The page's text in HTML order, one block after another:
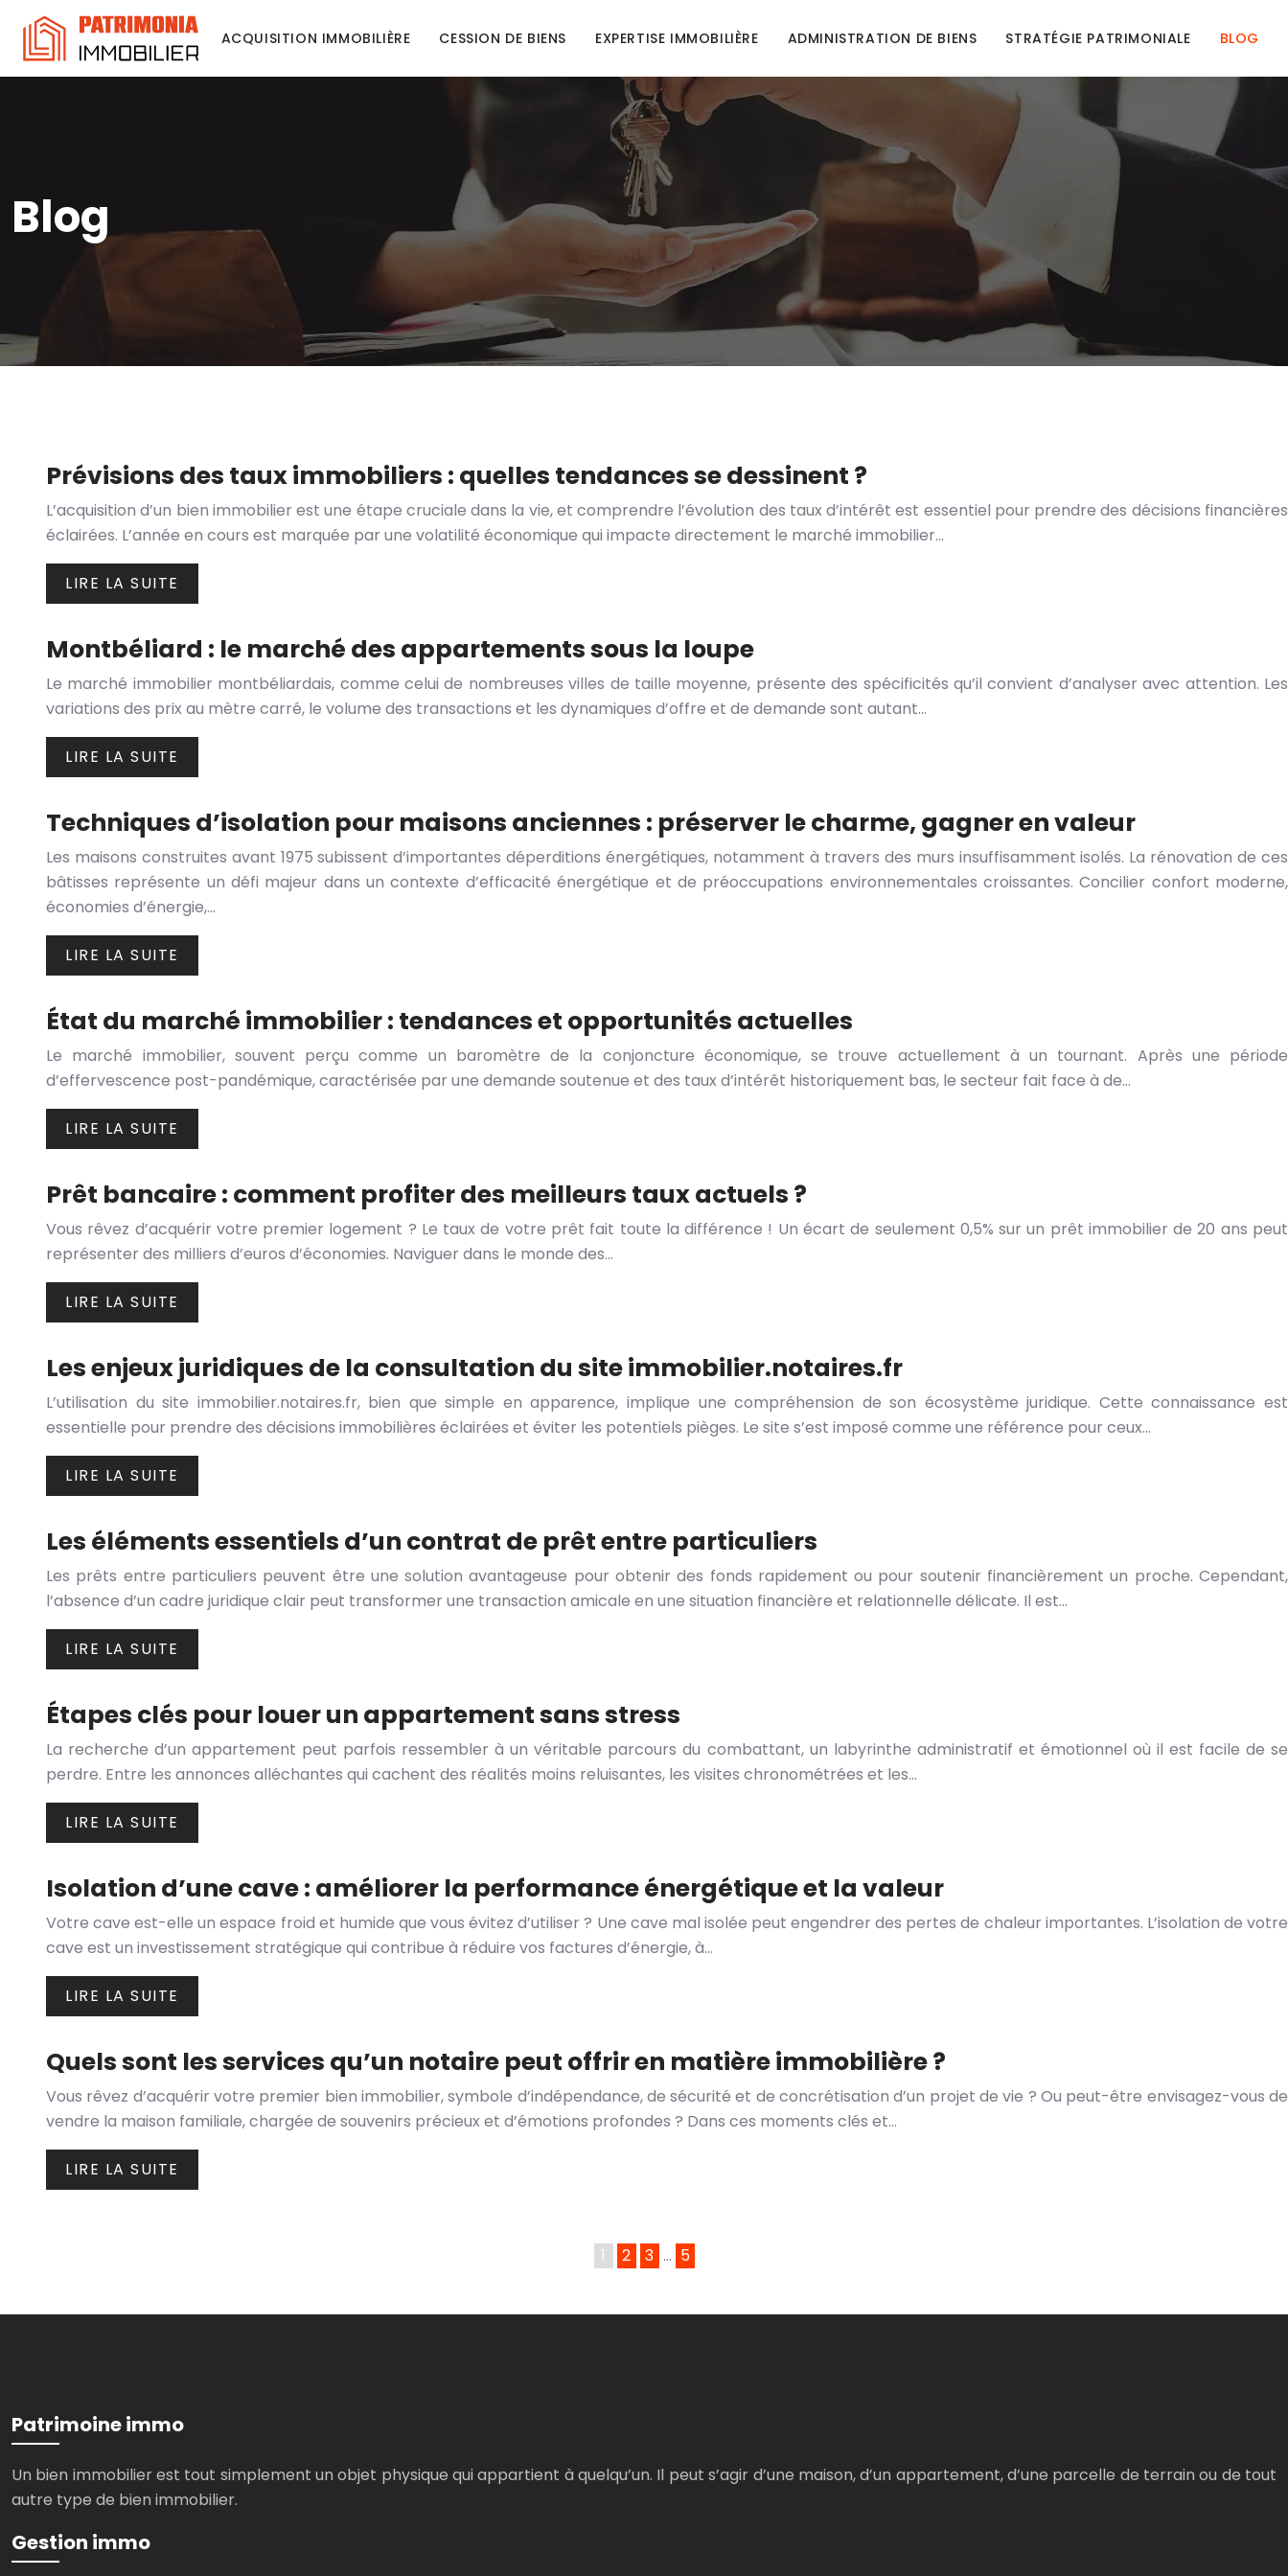
ACQUISITION IMMOBILIÈRE CESSION DE BIENS EXPERTISE IMMOBILIÈRE ADMINISTRATION DE BIENS STRATÉGIE PATRIMONIALE BLOG
Blog
Prévisions des taux immobiliers : quelles tendances se dessinent ?
L’acquisition d’un bien immobilier est une étape cruciale dans la vie, et comprendre l’évolution des taux d’intérêt est essentiel pour prendre des décisions financières
éclairées. L’année en cours est marquée par une volatilité économique qui impacte directement le marché immobilier…
LIRE LA SUITE
Montbéliard : le marché des appartements sous la loupe
Le marché immobilier montbéliardais, comme celui de nombreuses villes de taille moyenne, présente des spécificités qu’il convient d’analyser avec attention. Les
variations des prix au mètre carré, le volume des transactions et les dynamiques d’offre et de demande sont autant…
LIRE LA SUITE
Techniques d’isolation pour maisons anciennes : préserver le charme, gagner en valeur
Les maisons construites avant 1975 subissent d’importantes déperditions énergétiques, notamment à travers des murs insuffisamment isolés. La rénovation de ces
bâtisses représente un défi majeur dans un contexte d’efficacité énergétique et de préoccupations environnementales croissantes. Concilier confort moderne,
économies d’énergie,…
LIRE LA SUITE
État du marché immobilier : tendances et opportunités actuelles
Le marché immobilier, souvent perçu comme un baromètre de la conjoncture économique, se trouve actuellement à un tournant. Après une période
d’effervescence post-pandémique, caractérisée par une demande soutenue et des taux d’intérêt historiquement bas, le secteur fait face à de…
LIRE LA SUITE
Prêt bancaire : comment profiter des meilleurs taux actuels ?
Vous rêvez d’acquérir votre premier logement ? Le taux de votre prêt fait toute la différence ! Un écart de seulement 0,5% sur un prêt immobilier de 20 ans peut
représenter des milliers d’euros d’économies. Naviguer dans le monde des…
LIRE LA SUITE
Les enjeux juridiques de la consultation du site immobilier.notaires.fr
L’utilisation du site immobilier.notaires.fr, bien que simple en apparence, implique une compréhension de son écosystème juridique. Cette connaissance est
essentielle pour prendre des décisions immobilières éclairées et éviter les potentiels pièges. Le site s’est imposé comme une référence pour ceux…
LIRE LA SUITE
Les éléments essentiels d’un contrat de prêt entre particuliers
Les prêts entre particuliers peuvent être une solution avantageuse pour obtenir des fonds rapidement ou pour soutenir financièrement un proche. Cependant,
l’absence d’un cadre juridique clair peut transformer une transaction amicale en une situation financière et relationnelle délicate. Il est…
LIRE LA SUITE
Étapes clés pour louer un appartement sans stress
La recherche d’un appartement peut parfois ressembler à un véritable parcours du combattant, un labyrinthe administratif et émotionnel où il est facile de se
perdre. Entre les annonces alléchantes qui cachent des réalités moins reluisantes, les visites chronométrées et les…
LIRE LA SUITE
Isolation d’une cave : améliorer la performance énergétique et la valeur
Votre cave est-elle un espace froid et humide que vous évitez d’utiliser ? Une cave mal isolée peut engendrer des pertes de chaleur importantes. L’isolation de votre
cave est un investissement stratégique qui contribue à réduire vos factures d’énergie, à…
LIRE LA SUITE
Quels sont les services qu’un notaire peut offrir en matière immobilière ?
Vous rêvez d’acquérir votre premier bien immobilier, symbole d’indépendance, de sécurité et de concrétisation d’un projet de vie ? Ou peut-être envisagez-vous de
vendre la maison familiale, chargée de souvenirs précieux et d’émotions profondes ? Dans ces moments clés et…
LIRE LA SUITE
1 2 3 … 5
Patrimoine immo
Un bien immobilier est tout simplement un objet physique qui appartient à quelqu’un. Il peut s’agir d’une maison, d’un appartement, d’une parcelle de terrain ou de tout
autre type de bien immobilier.
Gestion immo